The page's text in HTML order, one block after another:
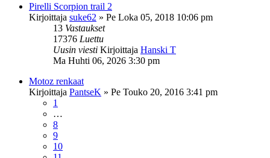
Pirelli Scorpion trail 2
Kirjoittaja suke62 » Pe Loka 05, 2018 10:06 pm
13 Vastaukset
17376 Luettu
Uusin viesti Kirjoittaja Hanski T
Ma Huhti 06, 2026 3:30 pm
Motoz renkaat
Kirjoittaja PantseK » Pe Touko 20, 2016 3:41 pm
1
…
8
9
10